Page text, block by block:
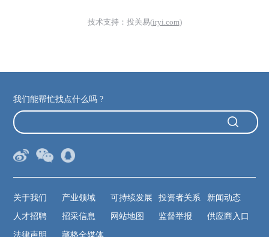
我们能帮忙找点什么吗 ?
关于我们 产业领域 可持续发展 投资者关系
新闻动态
人才招聘
招采信息 网站地图 监督举报
供应商入口
法律声明
藏格全媒体